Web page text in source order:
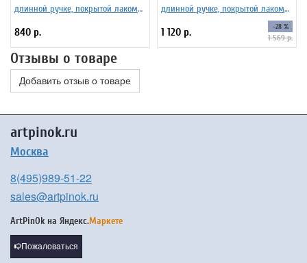
длинной ручке, покрытой лаком
840 р.
длинной ручке, покрытой лаком
1 120 р. -28 %
1 569 р.
Отзывы о товаре
Добавить отзыв о товаре
artpinok.ru
Москва
8(495)989-51-22
sales@artpinok.ru
ArtPinOk на Яндекс.Маркете
Пожаловаться